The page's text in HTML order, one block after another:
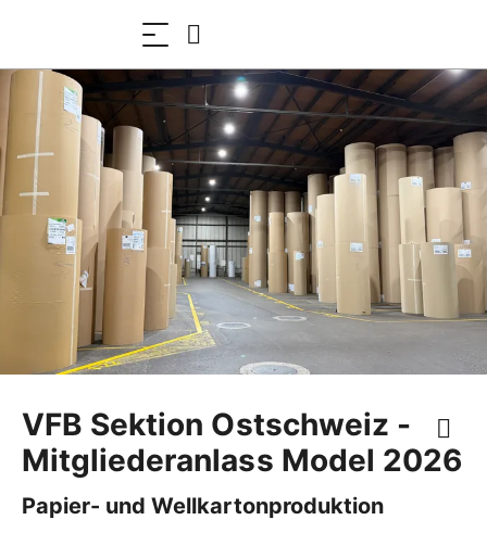
VFB Sektion Ostschweiz -
Mitgliederanlass Model 2026
Papier- und Wellkartonproduktion